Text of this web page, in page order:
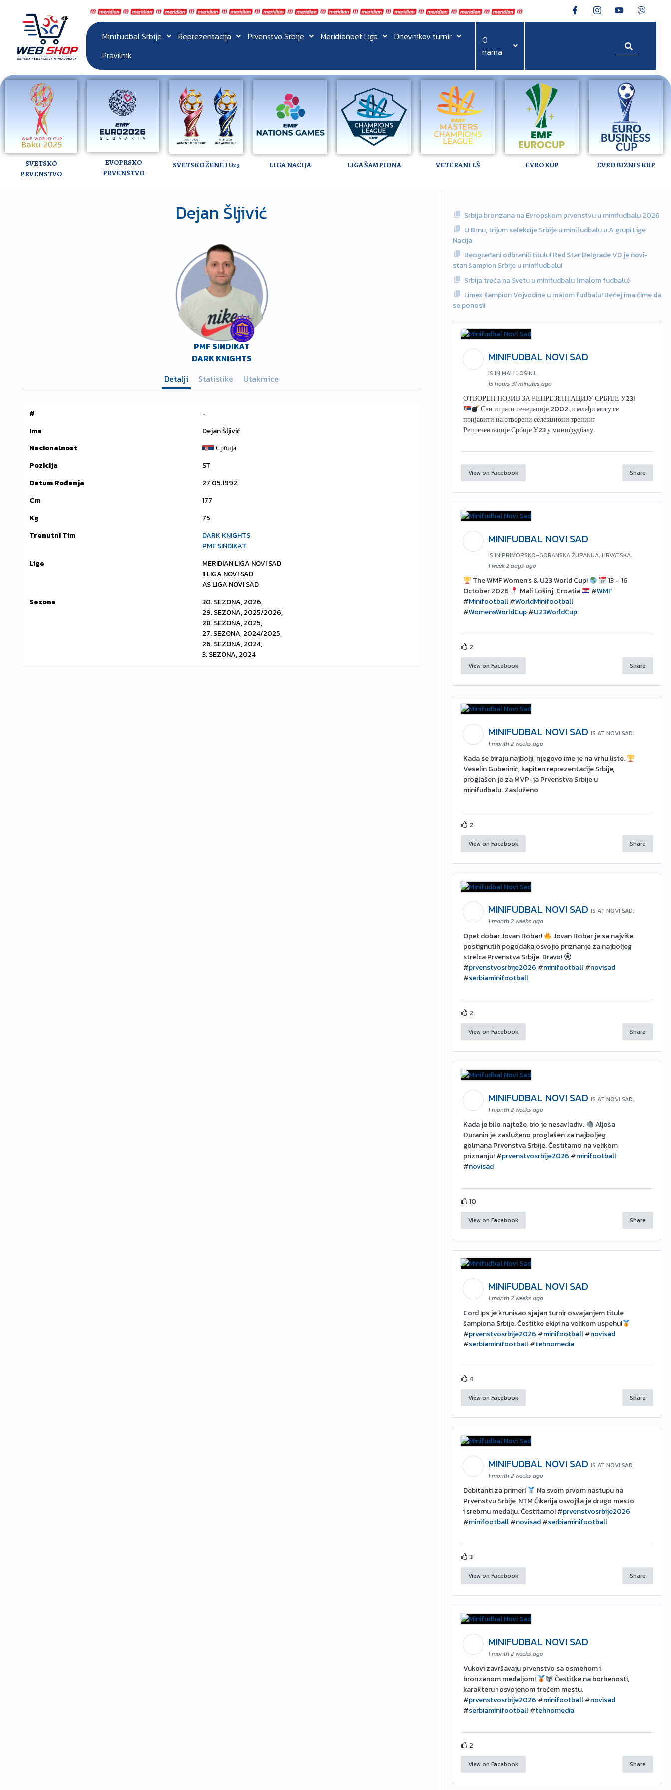
Minifudbal Srbije Reprezentacija Prvenstvo Srbije Meridianbet Liga
Dnevnikov turnir
Pravilnik
O
nama
SVETSKO
PRVENSTVO
EVOPRSKO
PRVENSTVO
SVETSKO ŽENE I U23 LIGA NACIJA LIGA ŠAMPIONA VETERANI LŠ EVRO KUP EVRO BIZNIS KUP
Dejan Šljivić
PMF SINDIKAT
DARK KNIGHTS
Detalji
Statistike Utakmice
#
-
Ime
Dejan Šljivić
Nacionalnost
Србија
Pozicija
ST
Datum Rođenja
27.05.1992.
Cm
177
Kg
75
Trenutni Tim
DARK KNIGHTS
PMF SINDIKAT
Lige
MERIDIAN LIGA NOVI SAD
II LIGA NOVI SAD
AS LIGA NOVI SAD
Sezone
30. SEZONA, 2026,
29. SEZONA, 2025/2026,
28. SEZONA, 2025,
27. SEZONA, 2024/2025,
26. SEZONA, 2024,
3. SEZONA, 2024
Srbija bronzana na Evropskom prvenstvu u minifudbalu 2026
U Brnu, trijum selekcije Srbije u minifudbalu u A grupi Lige
Nacija
Beograđani odbranili titulu! Red Star Belgrade VD je novi-
stari šampion Srbije u minifudbalu!
Srbija treća na Svetu u minifudbalu (malom fudbalu)
Limex šampion Vojvodine u malom fudbalu! Bečej ima čime da
se ponosi!
MINIFUDBAL NOVI SAD
IS IN MALI LOŠINJ.
15 hours 31 minutes ago
ОТВОРЕН ПОЗИВ ЗА РЕПРЕЗЕНТАЦИЈУ СРБИЈЕ У23!
Сви играчи генерације 2002. и млађи могу се
пријавити на отворени селекциони тренинг
Репрезентације Србије У23 у минифудбалу.
View on Facebook Share
MINIFUDBAL NOVI SAD
IS IN PRIMORSKO-GORANSKA ŽUPANIJA, HRVATSKA.
1 week 2 days ago
The WMF Women’s & U23 World Cup!
13 – 16
October 2026
Mali Lošinj, Croatia #WMF
#Minifootball#WorldMinifootball
#WomensWorldCup#U23WorldCup
2
View on Facebook Share
MINIFUDBAL NOVI SADIS AT NOVI SAD.
1 month 2 weeks ago
Kada se biraju najbolji, njegovo ime je na vrhu liste.
Veselin Guberinić, kapiten reprezentacije Srbije,
proglašen je za MVP-ja Prvenstva Srbije u
minifudbalu. Zasluženo
2
View on Facebook Share
MINIFUDBAL NOVI SADIS AT NOVI SAD.
1 month 2 weeks ago
Opet dobar Jovan Bobar!
Jovan Bobar je sa najviše
postignutih pogodaka osvojio priznanje za najboljeg
strelca Prvenstva Srbije. Bravo!
#prvenstvosrbije2026 #minifootball#novisad
#serbiaminifootball
2
View on Facebook Share
MINIFUDBAL NOVI SADIS AT NOVI SAD.
1 month 2 weeks ago
Kada je bilo najteže, bio je nesavladiv.
Aljoša
Đuranin je zasluženo proglašen za najboljeg
golmana Prvenstva Srbije. Čestitamo na velikom
priznanju! #prvenstvosrbije2026 #minifootball
#novisad
10
View on Facebook Share
MINIFUDBAL NOVI SAD
1 month 2 weeks ago
Cord Ips je krunisao sjajan turnir osvajanjem titule
šampiona Srbije. Čestitke ekipi na velikom uspehu!
#prvenstvosrbije2026 #minifootball#novisad
#serbiaminifootball#tehnomedia
4
View on Facebook Share
MINIFUDBAL NOVI SADIS AT NOVI SAD.
1 month 2 weeks ago
Debitanti za primer!
Na svom prvom nastupu na
Prvenstvu Srbije, NTM Čikerija osvojila je drugo mesto
i srebrnu medalju. Čestitamo! #prvenstvosrbije2026
#minifootball#novisad#serbiaminifootball
3
View on Facebook Share
MINIFUDBAL NOVI SAD
1 month 2 weeks ago
Vukovi završavaju prvenstvo sa osmehom i
bronzanom medaljom!
Čestitke na borbenosti,
karakteru i osvojenom trećem mestu.
#prvenstvosrbije2026 #minifootball#novisad
#serbiaminifootball#tehnomedia
2
View on Facebook Share